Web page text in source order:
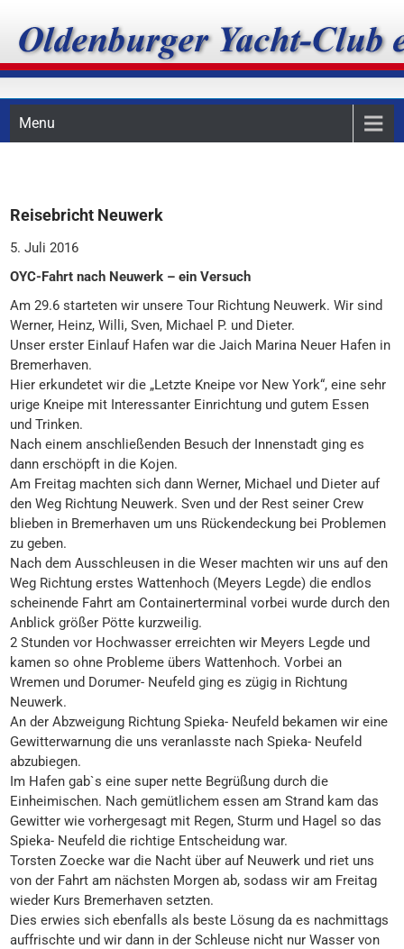
content
Oldenburger Yacht-Club
e.V.
Menu
Reisebricht Neuwerk
5. Juli 2016
OYC-Fahrt nach Neuwerk – ein Versuch
Am 29.6 starteten wir unsere Tour Richtung Neuwerk. Wir sind
Werner, Heinz, Willi, Sven, Michael P. und Dieter.
Unser erster Einlauf Hafen war die Jaich Marina Neuer Hafen in
Bremerhaven.
Hier erkundetet wir die „Letzte Kneipe vor New York“, eine sehr
urige Kneipe mit Interessanter Einrichtung und gutem Essen
und Trinken.
Nach einem anschließenden Besuch der Innenstadt ging es
dann erschöpft in die Kojen.
Am Freitag machten sich dann Werner, Michael und Dieter auf
den Weg Richtung Neuwerk. Sven und der Rest seiner Crew
blieben in Bremerhaven um uns Rückendeckung bei Problemen
zu geben.
Nach dem Ausschleusen in die Weser machten wir uns auf den
Weg Richtung erstes Wattenhoch (Meyers Legde) die endlos
scheinende Fahrt am Containerterminal vorbei wurde durch den
Anblick größer Pötte kurzweilig.
2 Stunden vor Hochwasser erreichten wir Meyers Legde und
kamen so ohne Probleme übers Wattenhoch. Vorbei an
Wremen und Dorumer- Neufeld ging es zügig in Richtung
Neuwerk.
An der Abzweigung Richtung Spieka- Neufeld bekamen wir eine
Gewitterwarnung die uns veranlasste nach Spieka- Neufeld
abzubiegen.
Im Hafen gab`s eine super nette Begrüßung durch die
Einheimischen. Nach gemütlichem essen am Strand kam das
Gewitter wie vorhergesagt mit Regen, Sturm und Hagel so das
Spieka- Neufeld die richtige Entscheidung war.
Torsten Zoecke war die Nacht über auf Neuwerk und riet uns
von der Fahrt am nächsten Morgen ab, sodass wir am Freitag
wieder Kurs Bremerhaven setzten.
Dies erwies sich ebenfalls als beste Lösung da es nachmittags
auffrischte und wir dann in der Schleuse nicht nur Wasser von